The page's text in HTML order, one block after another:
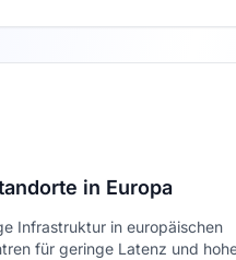
in Europa
Infrastruktur in europäischen
für geringe Latenz und